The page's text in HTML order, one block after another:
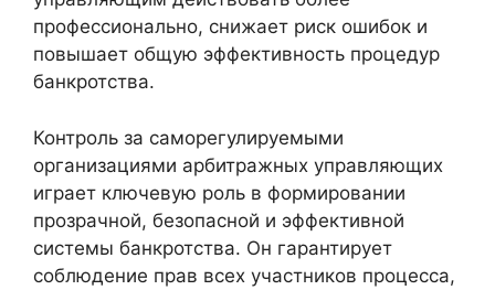
профессионально, снижает риск ошибок и
повышает общую эффективность процедур
банкротства.
Контроль за саморегулируемыми
организациями арбитражных управляющих
играет ключевую роль в формировании
прозрачной, безопасной и эффективной
системы банкротства. Он гарантирует
соблюдение прав всех участников процесса,